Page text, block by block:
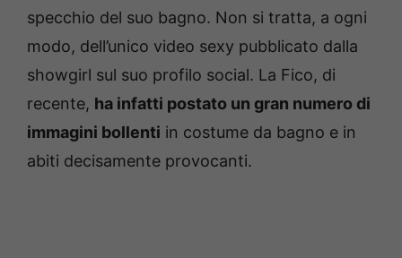
specchio del suo bagno. Non si tratta, a ogni
modo, dell’unico video sexy pubblicato dalla
showgirl sul suo profilo social. La Fico, di
recente, ha infatti postato un gran numero di
immagini bollenti in costume da bagno e in
abiti decisamente provocanti.